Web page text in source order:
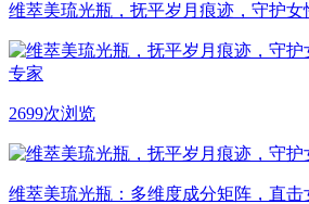
维萃美琉光瓶，抚平岁月痕迹，守护女
专家
2699次浏览
维萃美琉光瓶：多维度成分矩阵，直击